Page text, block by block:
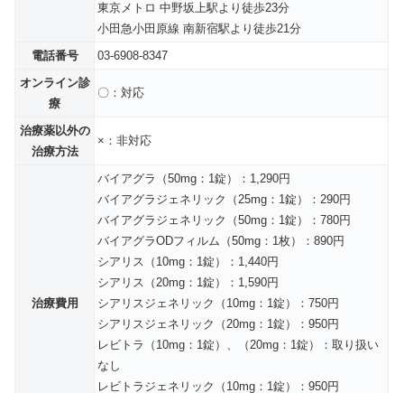
東京メトロ 中野坂上駅より徒歩23分
小田急小田原線 南新宿駅より徒歩21分
電話番号
03-6908-8347
オンライン診
療
〇：対応
治療薬以外の
治療方法
×：非対応
治療費用
バイアグラ（50mg：1錠）：1,290円
バイアグラジェネリック（25mg：1錠）：290円
バイアグラジェネリック（50mg：1錠）：780円
バイアグラODフィルム（50mg：1枚）：890円
シアリス（10mg：1錠）：1,440円
シアリス（20mg：1錠）：1,590円
シアリスジェネリック（10mg：1錠）：750円
シアリスジェネリック（20mg：1錠）：950円
レビトラ（10mg：1錠）、（20mg：1錠）：取り扱い
なし
レビトラジェネリック（10mg：1錠）：950円